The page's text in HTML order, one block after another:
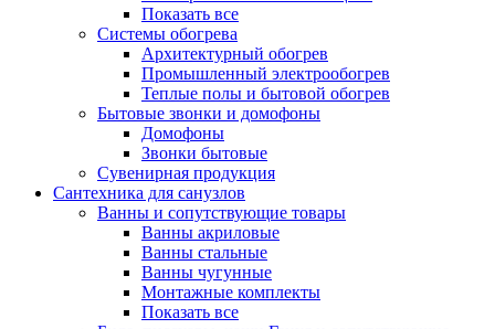
Показать все
Системы обогрева
Архитектурный обогрев
Промышленный электрообогрев
Теплые полы и бытовой обогрев
Бытовые звонки и домофоны
Домофоны
Звонки бытовые
Сувенирная продукция
Сантехника для санузлов
Ванны и сопутствующие товары
Ванны акриловые
Ванны стальные
Ванны чугунные
Монтажные комплекты
Показать все